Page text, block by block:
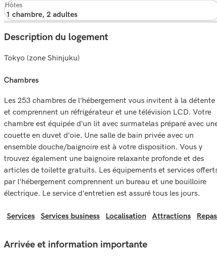
Hôtes
Description du logement
Tokyo (zone Shinjuku)
chambres
Les 253 chambres de l'hébergement vous invitent à la détente
et comprennent un réfrigérateur et une télévision LCD. Votre
chambre est équipée d'un lit avec surmatelas préparé avec
couette en duvet d'oie. Une salle de bain privée avec un
ensemble douche/baignoire est à votre disposition. Vous y
trouvez également une baignoire relaxante profonde et des
articles de toilette gratuits. Les équipements et services
par l'hébergement comprennent un bureau et une bouilloire
électrique. Le service d'entretien est assuré tous les jours.
Services Services business Localisation Attractions Repas
Arrivée et information importante